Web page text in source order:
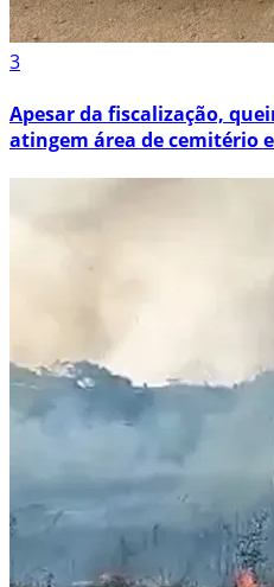
3
Apesar da fiscalização,
atingem área de cemitério